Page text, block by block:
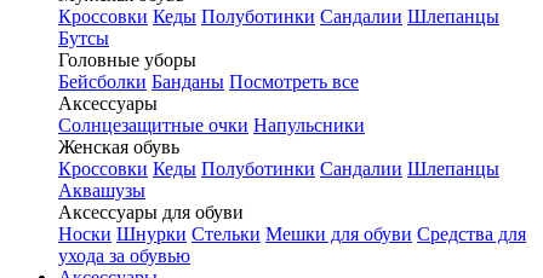
Кроссовки Кеды Полуботинки Сандалии Шлепанцы
Бутсы
Головные уборы
Бейсболки Банданы Посмотреть все
Аксессуары
Солнцезащитные очки Напульсники
Женская обувь
Кроссовки Кеды Полуботинки Сандалии Шлепанцы
Аквашузы
Аксессуары для обуви
Носки Шнурки Стельки Мешки для обуви Средства для
ухода за обувью